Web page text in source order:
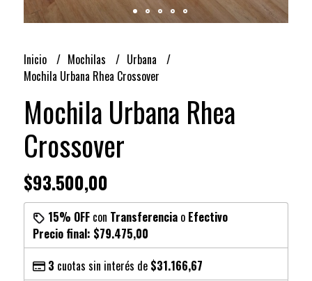
Inicio Mochilas
Urbana
Mochila Urbana Rhea Crossover
Mochila Urbana Rhea
Crossover
$93.500,00
15% OFFcon Transferenciao Efectivo
Precio final: $79.475,00
3 cuotas sin interés de $31.166,67